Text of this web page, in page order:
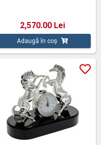
2,570.00 Lei
Adaugă în coș